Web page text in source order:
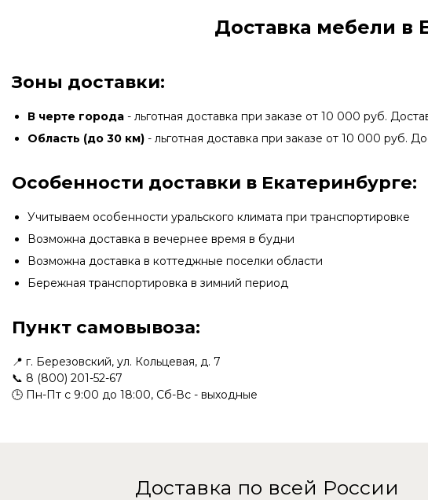
Доставка мебели в
Зоны доставки:
В черте города - льготная доставка при заказе от 10 000 руб.
Область (до 30 км) - льготная доставка при заказе от 10 000 руб.
Особенности доставки в Екатеринбурге:
Учитываем особенности уральского климата при транспортировке
Возможна доставка в вечернее время в будни
Возможна доставка в коттеджные поселки области
Бережная транспортировка в зимний период
Пункт самовывоза:
📍 г. Березовский, ул. Кольцевая, д. 7
📞 8 (800) 201-52-67
🕒 Пн-Пт с 9:00 до 18:00, Сб-Вс - выходные
Доставка по всей России